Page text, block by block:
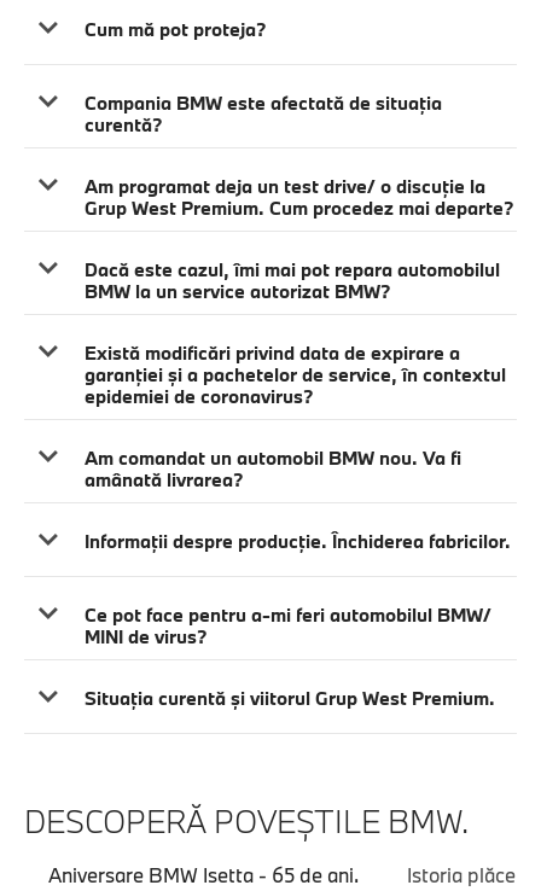
Cum mă pot proteja?
Compania BMW este afectată de situaţia
curentă?
Am programat deja un test drive/ o discuţie la
Grup West Premium. Cum procedez mai departe?
Dacă este cazul, îmi mai pot repara automobilul
BMW la un service autorizat BMW?
Există modificări privind data de expirare a
garanţiei şi a pachetelor de service, în contextul
epidemiei de coronavirus?
Am comandat un automobil BMW nou. Va fi
amânată livrarea?
Informaţii despre producţie. Închiderea fabricilor.
Ce pot face pentru a-mi feri automobilul BMW/
MINI de virus?
Situaţia curentă şi viitorul Grup West Premium.
DESCOPERĂ POVEŞTILE BMW.
Aniversare BMW Isetta - 65 de ani. Istoria plăcerii